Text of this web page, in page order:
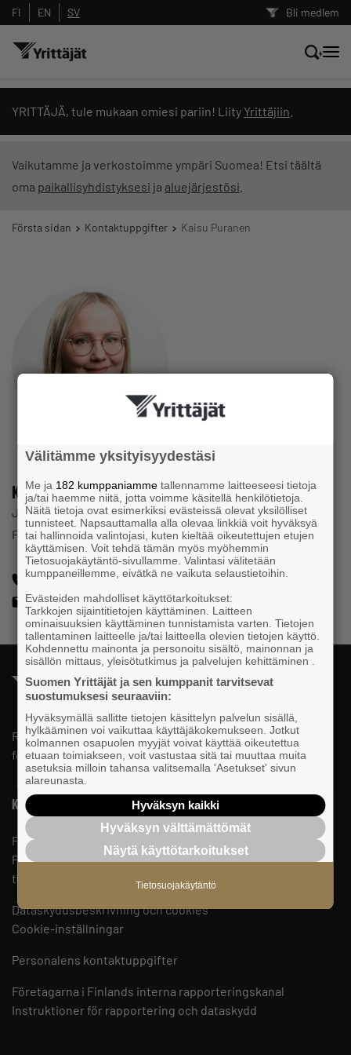
Bli medlem
FI EN SV
YRITTÄJÄ, tule mukaan omiesi pariin! Liity Yrittäjiin
Vaikutamme ja verkostoimme ympäri Suomea! Etsi täältä
oma paikallisyhdistyksesi ja aluejärjestösi
Första sidan Kontaktuppgifter Kaisu Puranen
Kaisu Puranen
Journalist, innehållsproducent
Företagarna i Finland
050 388 9448
kaisu.puranen@yrittajat.fi
Riksomfattande, regional och lokal påverkan för SMF-
företag.
Kontaktuppgifter
Företagarna i Finland
PB 999, 00101 HELSINGFORS
telefon 09 229 221
Dataskyddsbeskrivning och cookies
Cookie-inställningar
Personalens kontaktuppgifter
Företagarna i Finlands interna rapporteringskanal
Instruktioner för rapportering och dataskydd
Välitämme yksityisyydestäsi
Me ja 182 kumppaniamme tallennamme laitteeseesi tietoja
ja/tai haemme niitä, jotta voimme käsitellä henkilötietoja.
Näitä tietoja ovat esimerkiksi evästeissä olevat yksilölliset
tunnisteet. Napsauttamalla alla olevaa linkkiä voit hyväksyä
tai hallinnoida valintojasi, kuten kieltää oikeutettujen etujen
käyttämisen. Voit tehdä tämän myös myöhemmin
Tietosuojakäytäntö-sivullamme. Valintasi välitetään
kumppaneillemme, eivätkä ne vaikuta selaustietoihin.
Evästeiden mahdolliset käyttötarkoitukset:
Tarkkojen sijaintitietojen käyttäminen. Laitteen
ominaisuuksien käyttäminen tunnistamista varten. Tietojen
tallentaminen laitteelle ja/tai laitteella olevien tietojen käyttö.
Kohdennettu mainonta ja personoitu sisältö, mainonnan ja
sisällön mittaus, yleisötutkimus ja palvelujen kehittäminen .
Suomen Yrittäjät ja sen kumppanit tarvitsevat
suostumuksesi seuraaviin:
Hyväksymällä sallitte tietojen käsittelyn palvelun sisällä,
hylkääminen voi vaikuttaa käyttäjäkokemukseen. Jotkut
kolmannen osapuolen myyjät voivat käyttää oikeutettua
etuaan toimiakseen, voit vastustaa sitä tai muuttaa muita
asetuksia milloin tahansa valitsemalla 'Asetukset' sivun
alareunasta.
Hyväksyn kaikki
Hyväksyn välttämättömät
Näytä käyttötarkoitukset
Tietosuojakäytäntö